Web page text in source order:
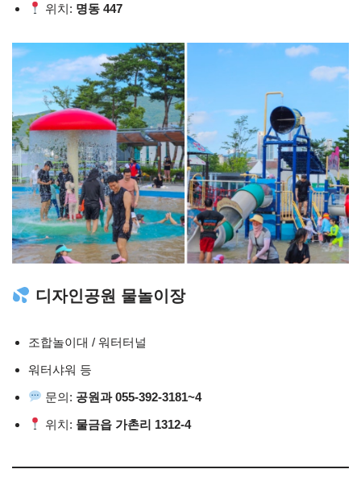
위치: 명동 447
디자인공원 물놀이장
조합놀이대 / 워터터널
워터샤워 등
문의: 공원과 055-392-3181~4
위치: 물금읍 가촌리 1312-4